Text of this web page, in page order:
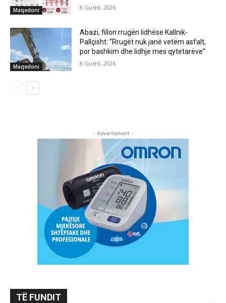
Maqedoni 8 Gusht, 2026
Maqedoni
Abazi, fillon rrugën lidhëse Kallnik-
Pallçisht: “Rrugët nuk janë vetëm asfalt,
por bashkim dhe lidhje mes qytetarëve”
8 Gusht, 2026
- Advertisment -
TË FUNDIT